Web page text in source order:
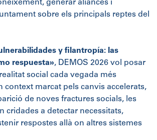
generar aliances i
sobre els principals reptes del
y filantropía: las
respuesta», DEMOS 2026 vol posar
social cada vegada més
context marcat pels canvis accelerats,
de noves fractures socials, les
cridades a detectar necessitats,
respostes allà on altres sistemes